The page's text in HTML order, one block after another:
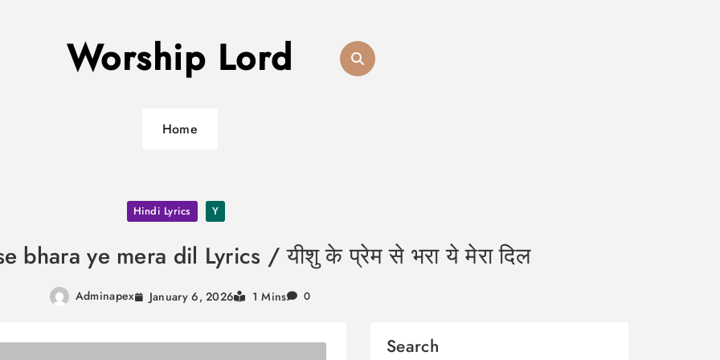
Worship Lord
Home
Hindi Lyrics Y
bhara ye mera dil Lyrics / यीशु के प्रेम से भरा ये मेरा दिल
Adminapex January 6, 2026 1 Mins 0
Search